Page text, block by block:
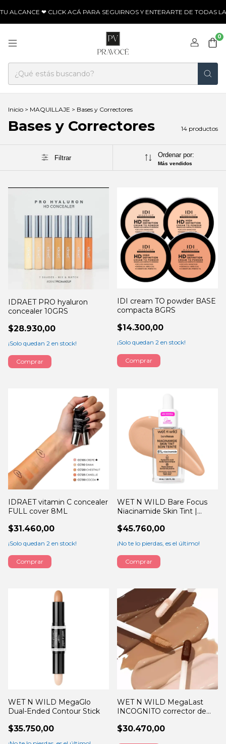
❤ CLICK ACÁ PARA SEGUIRNOS Y ENTERARTE DE TODAS LAS
0
Inicio > MAQUILLAJE > Bases y Correctores
Bases y Correctores 14 productos
Filtrar Ordenar por:
Más vendidos
IDRAET PRO hyaluron
concealer 10GRS
$28.930,00
¡Solo quedan 2 en stock!
Comprar
IDI cream TO powder BASE
compacta 8GRS
$14.300,00
¡Solo quedan 2 en stock!
Comprar
IDRAET vitamin C concealer
FULL cover 8ML
$31.460,00
¡Solo quedan 2 en stock!
Comprar
WET N WILD Bare Focus
Niacinamide Skin Tint |
$45.760,00
¡No te lo pierdas, es el último!
WET N WILD MegaGlo
Dual-Ended Contour Stick
$35.750,00
WET N WILD MegaLast
INCOGNITO corrector de
$30.470,00